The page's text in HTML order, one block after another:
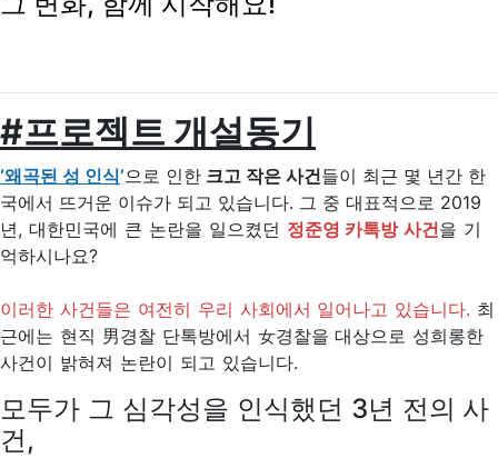
#프로젝트 개설동기
‘왜곡된 성 인식’으로 인한 크고 작은 사건들이 최근 몇 년간 한
국에서 뜨거운 이슈가 되고 있습니다. 그 중 대표적으로 2019
년, 대한민국에 큰 논란을 일으켰던 정준영 카톡방 사건을 기
억하시나요?
이러한 사건들은 여전히 우리 사회에서 일어나고 있습니다. 최
근에는 현직 男경찰 단톡방에서 女경찰을 대상으로 성희롱한
사건이 밝혀져 논란이 되고 있습니다.
모두가 그 심각성을 인식했던 3년 전의 사
건,